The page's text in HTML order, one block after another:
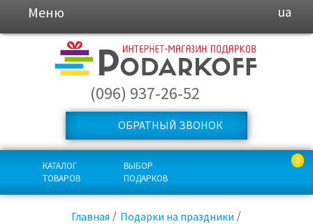
Меню ua
(096) 937-26-52
ОБРАТНЫЙ ЗВОНОК
КАТАЛОГ
ТОВАРОВ
ВЫБОР
ПОДАРКОВ
0
Главная
Подарки на праздники